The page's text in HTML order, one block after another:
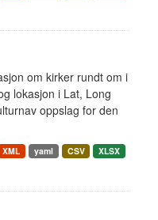
om kirker rundt om i
lokasjon i Lat, Long
oppslag for den
XML yaml CSV
XLSX